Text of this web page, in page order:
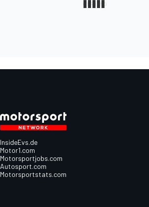
InsideEvs.de
Motor1.com
Motorsportjobs.com
Autosport.com
Motorsportstats.com